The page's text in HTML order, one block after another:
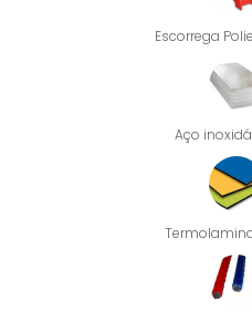
Escorrega
Aço